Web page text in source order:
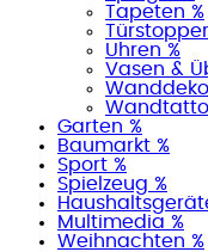
Tapeten %
Türstopper
Uhren %
Vasen &
Garten %
Baumarkt %
Sport %
Spielzeug %
Multimedia %
Weihnachten %